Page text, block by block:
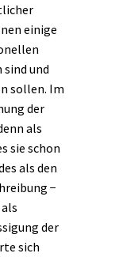
einige
sind und
sollen. Im
der
als
sie schon
als den
−
der
sich